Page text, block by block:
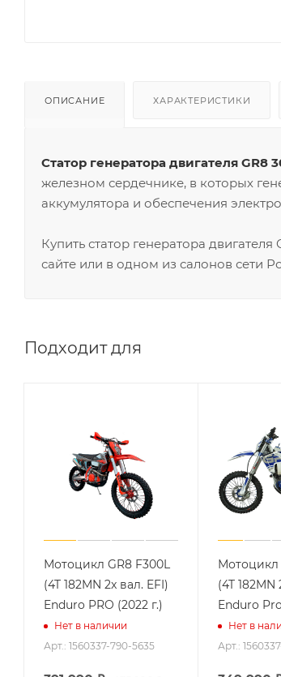
ОПИСАНИЕ ХАРАКТЕРИСТИКИ
Статор генератора двигателя GR8
железном сердечнике, в которых
аккумулятора и обеспечения
Купить статор генератора
сайте или в одном из салонов сети
Подходит для
Мотоцикл GR8 F300L
(4T 182MN 2x вал. EFI)
Enduro PRO (2022 г.)
Нет в наличии
Арт.: 1560337-790-5635
Мотоцикл
(4T 182MN
Enduro Pro
Нет в
Арт.: